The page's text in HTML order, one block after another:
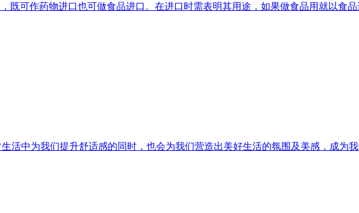
既可作药物进口也可做食品进口。在进口时需表明其用途，如果做食品用就以食
活中为我们提升舒适感的同时，也会为我们营造出美好生活的氛围及美感，成为